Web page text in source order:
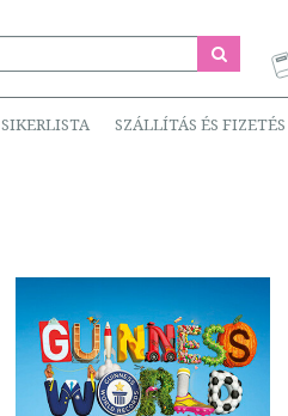
SIKERLISTA SZÁLLÍTÁS ÉS FIZETÉS